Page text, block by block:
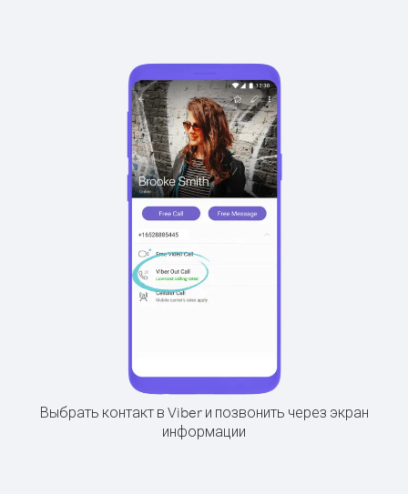
Выбрать контакт в Viber и позвонить через экран
информации